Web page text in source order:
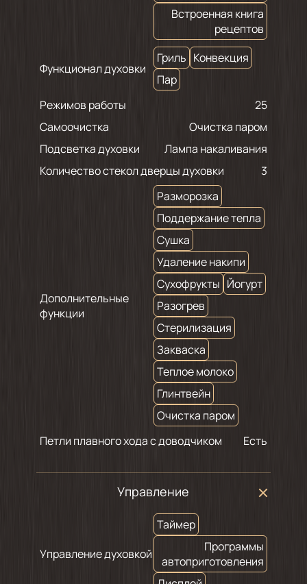
Встроенная книга
рецептов
Функционал духовки
Гриль Конвекция
Пар
Режимов работы
25
Самоочистка
Очистка паром
Подсветка духовки
Лампа накаливания
Количество стекол дверцы духовки
3
Дополнительные
функции
Разморозка
Поддержание тепла
Сушка
Удаление накипи
Сухофрукты Йогурт
Разогрев
Стерилизация
Закваска
Теплое молоко
Глинтвейн
Очистка паром
Петли плавного хода с доводчиком
Есть
Управление
Управление духовкой
Таймер
Программы
автоприготовления